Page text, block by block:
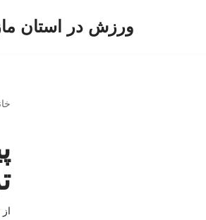
ورزش در استان
از